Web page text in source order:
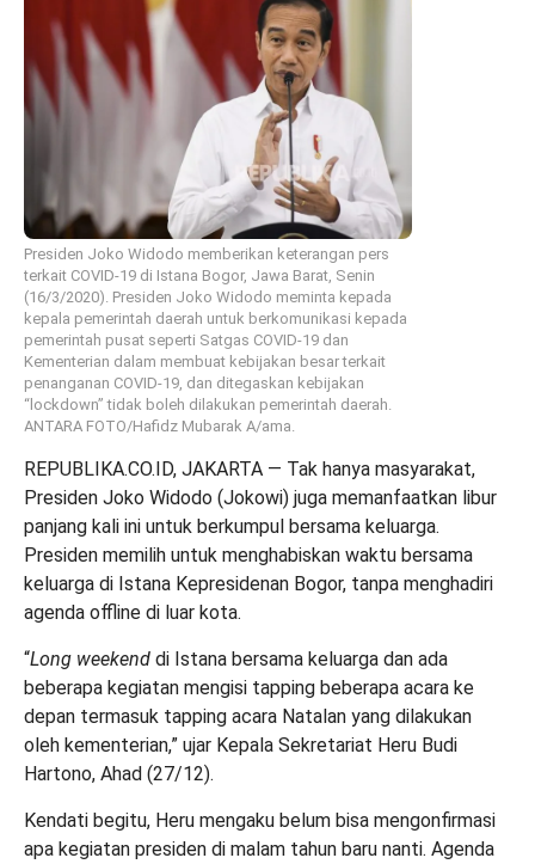
Presiden Joko Widodo memberikan keterangan pers
terkait COVID-19 di Istana Bogor, Jawa Barat, Senin
(16/3/2020). Presiden Joko Widodo meminta kepada
kepala pemerintah daerah untuk berkomunikasi kepada
pemerintah pusat seperti Satgas COVID-19 dan
Kementerian dalam membuat kebijakan besar terkait
penanganan COVID-19, dan ditegaskan kebijakan
“lockdown” tidak boleh dilakukan pemerintah daerah.
ANTARA FOTO/Hafidz Mubarak A/ama.
REPUBLIKA.CO.ID, JAKARTA — Tak hanya masyarakat,
Presiden Joko Widodo (Jokowi) juga memanfaatkan libur
panjang kali ini untuk berkumpul bersama keluarga.
Presiden memilih untuk menghabiskan waktu bersama
keluarga di Istana Kepresidenan Bogor, tanpa menghadiri
agenda offline di luar kota.
“Long weekend di Istana bersama keluarga dan ada
beberapa kegiatan mengisi tapping beberapa acara ke
depan termasuk tapping acara Natalan yang dilakukan
oleh kementerian,” ujar Kepala Sekretariat Heru Budi
Hartono, Ahad (27/12).
Kendati begitu, Heru mengaku belum bisa mengonfirmasi
apa kegiatan presiden di malam tahun baru nanti. Agenda